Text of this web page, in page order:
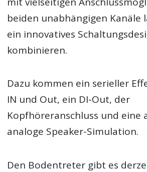
beiden unabhängigen Kanäle
ein innovatives
kombinieren.
Dazu kommen ein serieller
IN und Out, ein DI-Out, der
Kopfhöreranschluss und eine
analoge Speaker-Simulation.
Den Bodentreter gibt es